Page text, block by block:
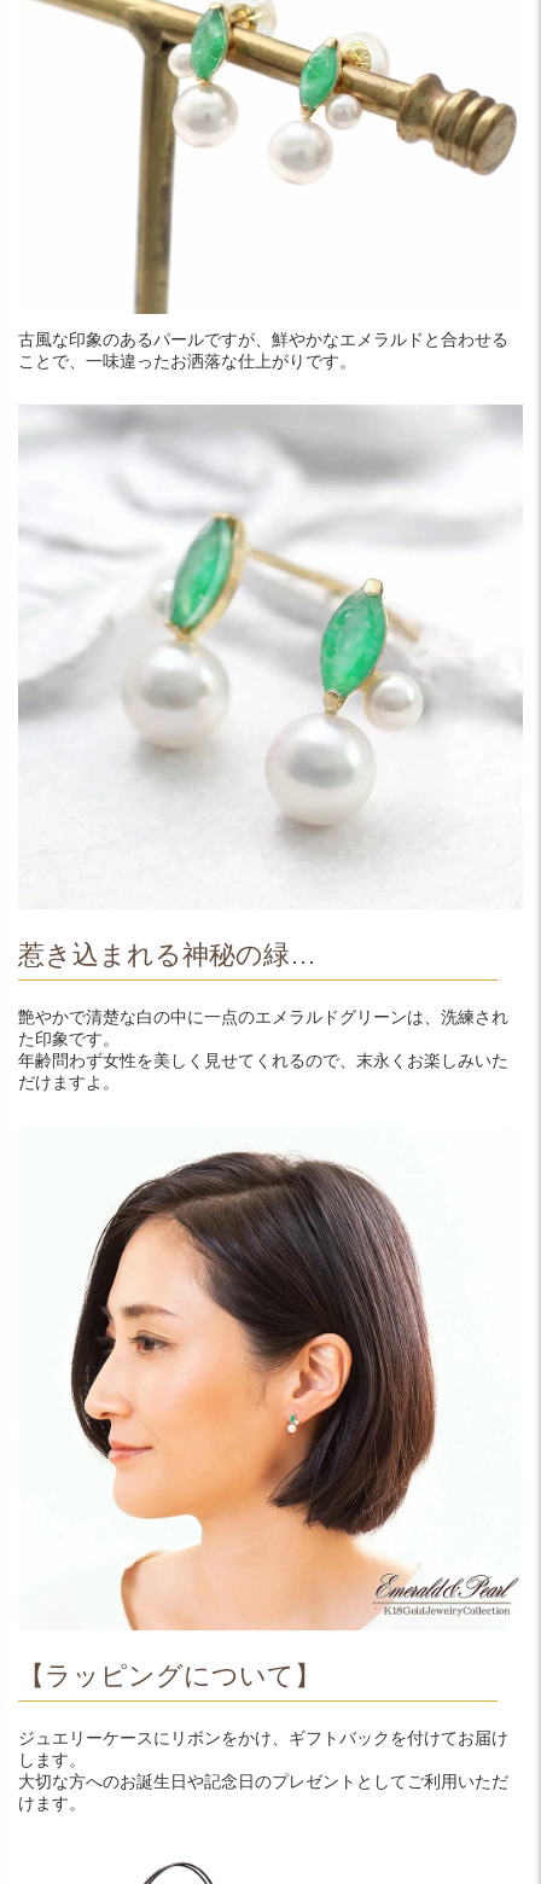
古風な印象のあるパールですが、鮮やかなエメラルドと合わせる
ことで、一味違ったお洒落な仕上がりです。
惹き込まれる神秘の緑…
艶やかで清楚な白の中に一点のエメラルドグリーンは、洗練され
た印象です。
年齢問わず女性を美しく見せてくれるので、末永くお楽しみいた
だけますよ。
【ラッピングについて】
ジュエリーケースにリボンをかけ、ギフトバックを付けてお届け
します。
大切な方へのお誕生日や記念日のプレゼントとしてご利用いただ
けます。